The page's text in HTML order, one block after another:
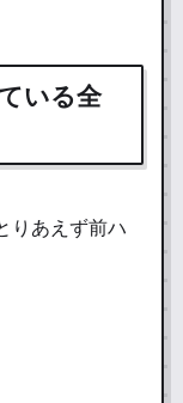
いる全
りあえず前ハ